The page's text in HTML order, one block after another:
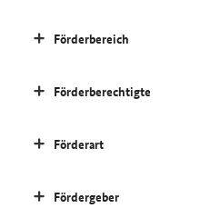
Förderbereich
Förderberechtigte
Förderart
Fördergeber